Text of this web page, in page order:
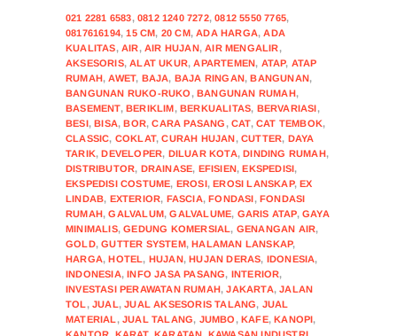
021 2281 6583,0812 1240 7272,0812 5550 7765,
0817616194,15 CM, 20 CM,ADA HARGA,ADA
KUALITAS,AIR,AIR HUJAN,AIR MENGALIR,
AKSESORIS,ALAT UKUR,APARTEMEN, ATAP, ATAP
RUMAH,AWET, BAJA, BAJA RINGAN,BANGUNAN,
BANGUNAN RUKO-RUKO ,BANGUNAN RUMAH,
BASEMENT,BERIKLIM,BERKUALITAS, BERVARIASI,
BESI,BISA,BOR,CARA PASANG ,CAT,CAT TEMBOK,
CLASSIC, COKLAT,CURAH HUJAN,CUTTER, DAYA
TARIK,DEVELOPER, DILUAR KOTA,DINDING RUMAH,
DISTRIBUTOR, DRAINASE, EFISIEN,EKSPEDISI,
EKSPEDISI COSTUME, EROSI,EROSI LANSKAP,EX
LINDAB, EXTERIOR, FASCIA,FONDASI,FONDASI
RUMAH,GALVALUM,GALVALUME, GARIS ATAP,GAYA
MINIMALIS,GEDUNG KOMERSIAL, GENANGAN AIR,
GOLD,GUTTER SYSTEM,HALAMAN LANSKAP,
HARGA,HOTEL, HUJAN,HUJAN DERAS, IDONESIA,
INDONESIA,INFO JASA PASANG, INTERIOR,
INVESTASI PERAWATAN RUMAH,JAKARTA,JALAN
TOL ,JUAL,JUAL AKSESORIS TALANG, JUAL
MATERIAL ,JUAL TALANG, JUMBO ,KAFE,KANOPI,